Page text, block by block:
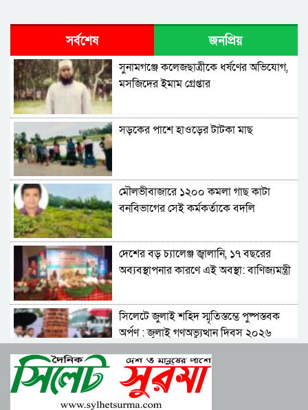
সর্বশেষ জনপ্রিয়
সুনামগঞ্জে কলেজছাত্রীকে ধর্ষণের অভিযোগ,
মসজিদের ইমাম গ্রেপ্তার
সড়কের পাশে হাওড়ের টাটকা মাছ
মৌলভীবাজারে ১২০০ কমলা গাছ কাটা
বনবিভাগের সেই কর্মকর্তাকে বদলি
দেশের বড় চ্যালেঞ্জ জ্বালানি, ১৭ বছরের
অব্যবস্থাপনার কারণে এই অবস্থা: বাণিজ্যমন্ত্রী
সিলেটে জুলাই শহিদ স্মৃতিস্তম্ভে পুষ্পস্তবক
অর্পণ : জুলাই গণঅভ্যুত্থান দিবস ২০২৬
১০ আগস্ট এসএসসি ও সমমানের পরীক্ষার
ফল প্রকাশ